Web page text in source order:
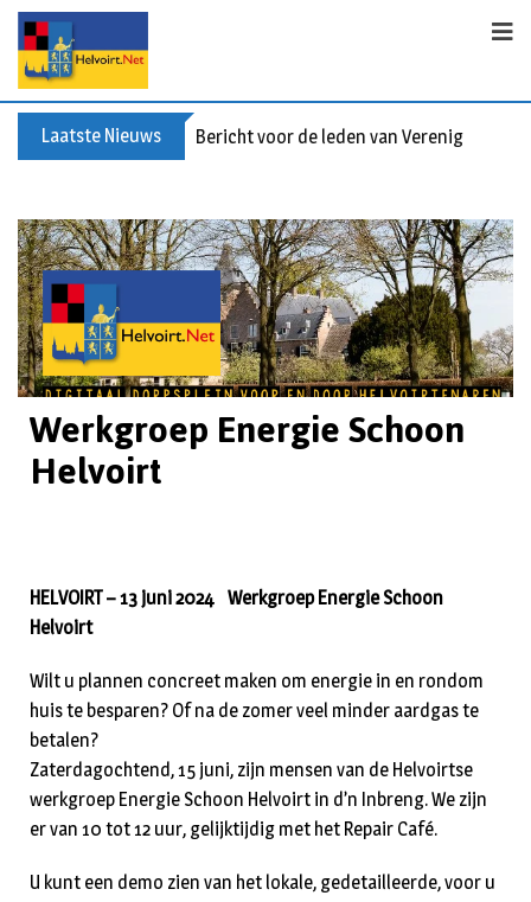
Laatste Nieuws Bericht voor de leden van Vereniging 55+
Werkgroep Energie Schoon
Helvoirt
HELVOIRT – 13 juni 2024 Werkgroep Energie Schoon
Helvoirt
Wilt u plannen concreet maken om energie in en rondom
huis te besparen? Of na de zomer veel minder aardgas te
betalen?
Zaterdagochtend, 15 juni, zijn mensen van de Helvoirtse
werkgroep Energie Schoon Helvoirt in d’n Inbreng. We zijn
er van 10 tot 12 uur, gelijktijdig met het Repair Café.
U kunt een demo zien van het lokale, gedetailleerde, voor u